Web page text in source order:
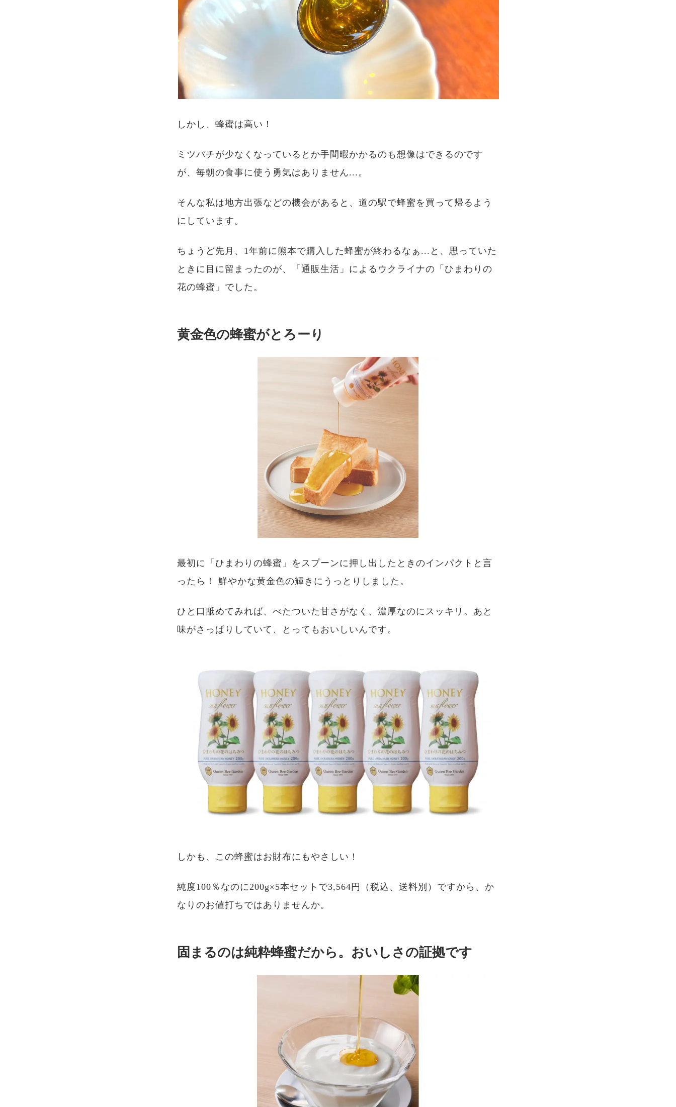
しかし、蜂蜜は高い！
ミツバチが少なくなっているとか手間暇かかるのも想像はできるのです
が、毎朝の食事に使う勇気はありません...。
そんな私は地方出張などの機会があると、道の駅で蜂蜜を買って帰るよう
にしています。
ちょうど先月、1年前に熊本で購入した蜂蜜が終わるなぁ...と、思っていた
ときに目に留まったのが、「通販生活」によるウクライナの「ひまわりの
花の蜂蜜」でした。
黄金色の蜂蜜がとろーり
最初に「ひまわりの蜂蜜」をスプーンに押し出したときのインパクトと言
ったら！ 鮮やかな黄金色の輝きにうっとりしました。
ひと口舐めてみれば、べたついた甘さがなく、濃厚なのにスッキリ。あと
味がさっぱりしていて、とってもおいしいんです。
しかも、この蜂蜜はお財布にもやさしい！
純度100％なのに200g×5本セットで3,564円（税込、送料別）ですから、か
なりのお値打ちではありませんか。
固まるのは純粋蜂蜜だから。おいしさの証拠です